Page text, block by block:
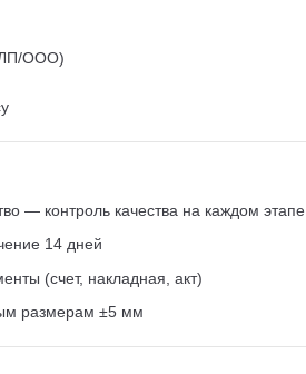
ООО)
— контроль качества на каждом этапе
14 дней
(счет, накладная, акт)
размерам ±5 мм